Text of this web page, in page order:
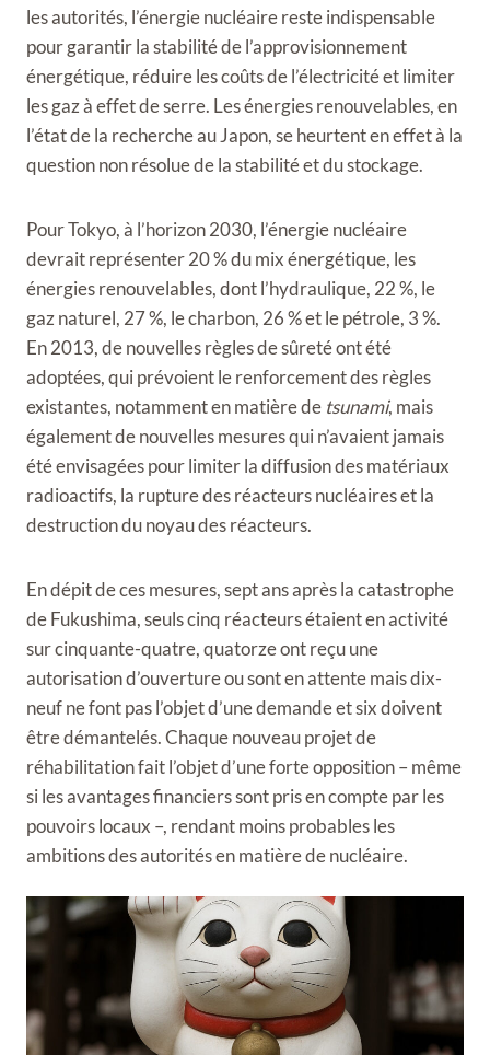
les autorités, l’énergie nucléaire reste indispensable
pour garantir la stabilité de l’approvisionnement
énergétique, réduire les coûts de l’électricité et limiter
les gaz à effet de serre. Les énergies renouvelables, en
l’état de la recherche au Japon, se heurtent en effet à la
question non résolue de la stabilité et du stockage.
Pour Tokyo, à l’horizon 2030, l’énergie nucléaire
devrait représenter 20 % du mix énergétique, les
énergies renouvelables, dont l’hydraulique, 22 %, le
gaz naturel, 27 %, le charbon, 26 % et le pétrole, 3 %.
En 2013, de nouvelles règles de sûreté ont été
adoptées, qui prévoient le renforcement des règles
existantes, notamment en matière de tsunami, mais
également de nouvelles mesures qui n’avaient jamais
été envisagées pour limiter la diffusion des matériaux
radioactifs, la rupture des réacteurs nucléaires et la
destruction du noyau des réacteurs.
En dépit de ces mesures, sept ans après la catastrophe
de Fukushima, seuls cinq réacteurs étaient en activité
sur cinquante-quatre, quatorze ont reçu une
autorisation d’ouverture ou sont en attente mais dix-
neuf ne font pas l’objet d’une demande et six doivent
être démantelés. Chaque nouveau projet de
réhabilitation fait l’objet d’une forte opposition – même
si les avantages financiers sont pris en compte par les
pouvoirs locaux –, rendant moins probables les
ambitions des autorités en matière de nucléaire.